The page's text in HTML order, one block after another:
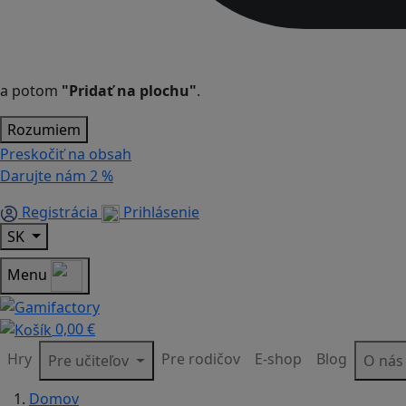
a potom "Pridať na plochu".
Rozumiem
Preskočiť na obsah
Darujte nám 2 %
Registrácia
Prihlásenie
SK
Menu
0,00 €
Hry
Pre učiteľov Pre rodičov E-shop Blog
O nás
Domov